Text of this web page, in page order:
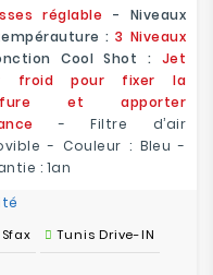
réglable - Niveaux
:3 Niveaux
Cool Shot : Jet
froid pour fixer la
et apporter
- Filtre d’air
- Couleur : Bleu -
: 1an
Sfax Tunis Drive-IN